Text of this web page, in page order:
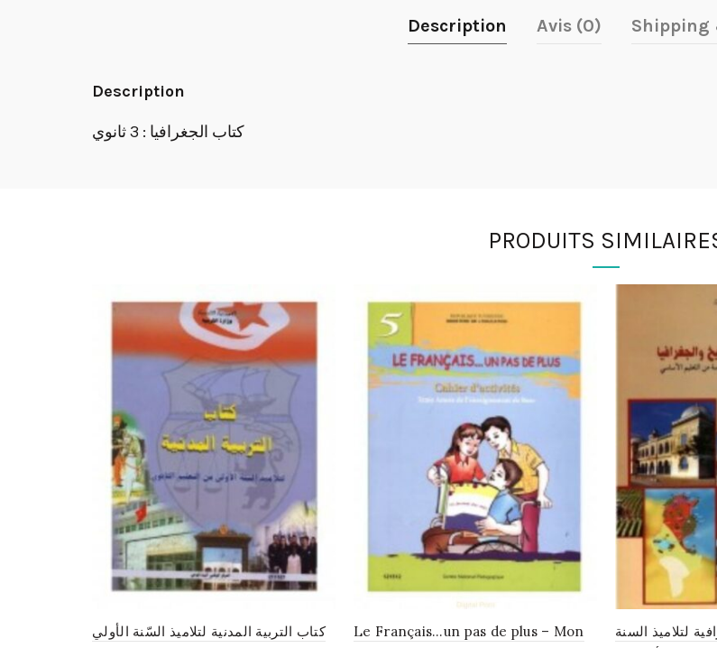
Description Avis (0) Shipping
Description
كتاب الجغرافيا : 3 ثانوي
PRODUITS
كتاب التربية المدنية لتلاميذ السّنة الأولي
Le Français…un pas de plus – Mon
لتلاميذ السنة